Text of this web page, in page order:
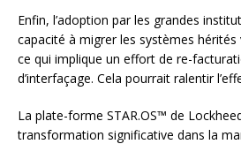
Enfin, l’adoption par les grandes
capacité à migrer les systèmes
ce qui implique un effort de re-
d’interfaçage. Cela pourrait ralentir
La plate-forme STAR.OS™ de
transformation significative dans la